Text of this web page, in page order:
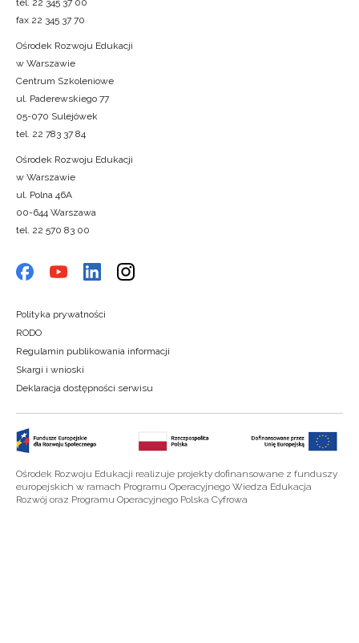
fax 22 345 37 70
Ośrodek Rozwoju Edukacji
w Warszawie
Centrum Szkoleniowe
ul. Paderewskiego 77
05-070 Sulejówek
tel. 22 783 37 84
Ośrodek Rozwoju Edukacji
w Warszawie
ul. Polna 46A
00-644 Warszawa
tel. 22 570 83 00
Polityka prywatności
RODO
Regulamin publikowania informacji
Skargi i wnioski
Deklaracja dostępności serwisu
Ośrodek Rozwoju Edukacji realizuje projekty dofinansowane z funduszy
europejskich w ramach Programu Operacyjnego Wiedza Edukacja
Rozwój oraz Programu Operacyjnego Polska Cyfrowa